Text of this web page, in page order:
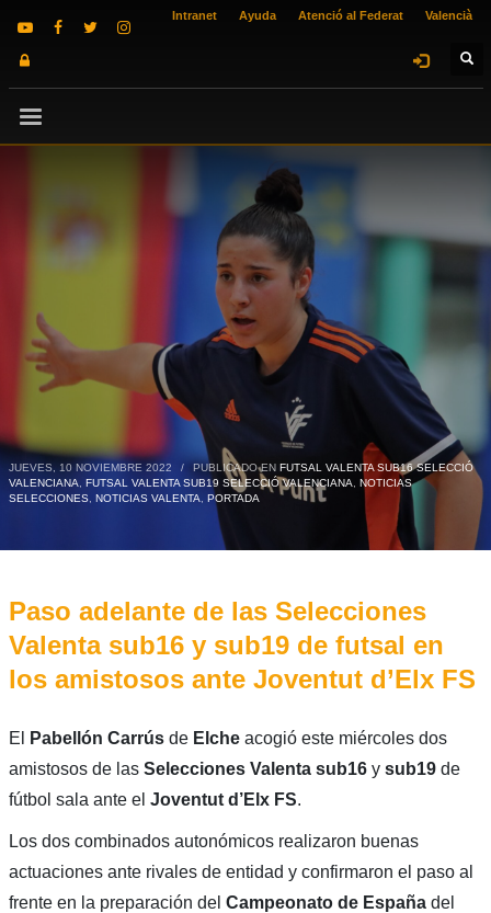
Intranet Ayuda Atenció al Federat Valencià
JUEVES, 10 NOVIEMBRE 2022 / PUBLICADO EN FUTSAL VALENTA SUB16 SELECCIÓ
VALENCIANA
FUTSAL VALENTA SUB19 SELECCIÓ VALENCIANA
NOTICIAS
SELECCIONES, NOTICIAS VALENTA PORTADA
Paso adelante de las Selecciones
Valenta sub16 y sub19 de futsal en
los amistosos ante Joventut d’Elx FS
El Pabellón Carrús de Elcheacogió este miércoles dos
amistosos de las Selecciones Valenta sub16y sub19de
fútbol sala ante el Joventut d’Elx FS.
Los dos combinados autonómicos realizaron buenas
actuaciones ante rivales de entidad y confirmaron el paso al
frente en la preparación del Campeonato de Españadel